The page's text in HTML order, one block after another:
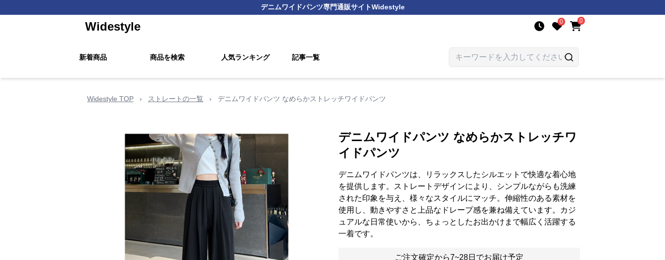
デニムワイドパンツ専門通販サイトWidestyle
Widestyle 0 0
新着商品 商品を検索 人気ランキング 記事一覧
Widestyle TOP › ストレートの一覧 › デニムワイドパンツ なめらかストレッチワイドパンツ
デニムワイドパンツ なめらかストレッチワ
イドパンツ
デニムワイドパンツは、リラックスしたシルエットで快適な着心地
を提供します。ストレートデザインにより、シンプルながらも洗練
された印象を与え、様々なスタイルにマッチ。伸縮性のある素材を
使用し、動きやすさと上品なドレープ感を兼ね備えています。カジ
ュアルな日常使いから、ちょっとしたお出かけまで幅広く活躍する
一着です。
ご注文確定から7~28日でお届け予定